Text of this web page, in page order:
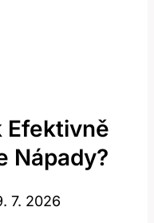
Efektivně
Nápady?
7. 2026